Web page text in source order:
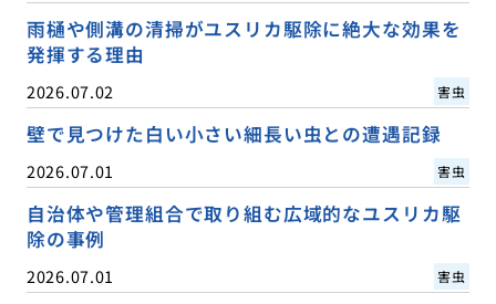
雨樋や側溝の清掃がユスリカ駆除に絶大な効果を
発揮する理由
2026.07.02 害虫
壁で見つけた白い小さい細長い虫との遭遇記録
2026.07.01 害虫
自治体や管理組合で取り組む広域的なユスリカ駆
除の事例
2026.07.01 害虫